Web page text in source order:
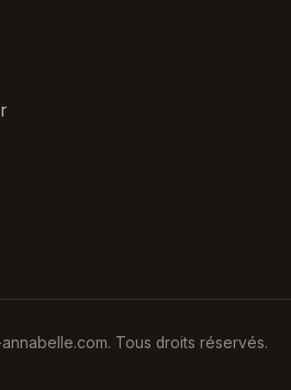
Tous droits réservés.